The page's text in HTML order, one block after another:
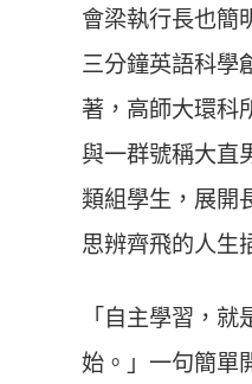
會梁執行長也簡
三分鐘英語科學
著，高師大環科
與一群號稱大直
類組學生，展開
思辨齊飛的人生
「自主學習，
始。」一句簡單